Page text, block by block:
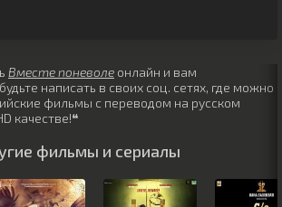
Вместе поневоле онлайн и вам
написать в своих соц. сетях, где можно
фильмы с переводом на русском
качестве!❝
фильмы и сериалы